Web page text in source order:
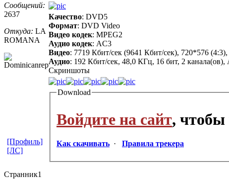
Сообщений:
2637
Откуда: LA
ROMANA
Качество: DVD5
Формат: DVD Video
Видео кодек: MPEG2
Аудио кодек: AC3
Видео: 7719 Кбит/сек (9641 Кбит/сек), 720*576
Аудио: 192 Кбит/сек, 48,0 КГц, 16 бит, 2 канала(ов),
Скриншоты
Download
Войдите на сайт,
Как скачивать · Правила трекера
[Профиль]
[ЛС]
Странник1